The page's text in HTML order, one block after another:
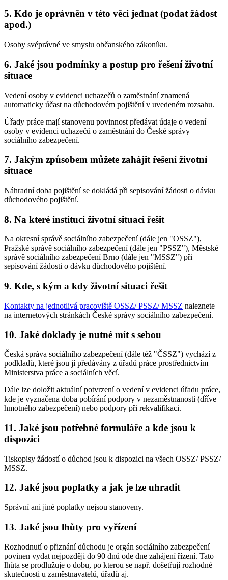
5. Kdo je oprávněn v této věci jednat (podat žádost
apod.)
Osoby svéprávné ve smyslu občanského zákoníku.
6. Jaké jsou podmínky a postup pro řešení životní
situace
Vedení osoby v evidenci uchazečů o zaměstnání znamená
automaticky účast na důchodovém pojištění v uvedeném rozsahu.
Úřady práce mají stanovenu povinnost předávat údaje o vedení
osoby v evidenci uchazečů o zaměstnání do České správy
sociálního zabezpečení.
7. Jakým způsobem můžete zahájit řešení životní
situace
Náhradní doba pojištění se dokládá při sepisování žádosti o dávku
důchodového pojištění.
8. Na které instituci životní situaci řešit
Na okresní správě sociálního zabezpečení (dále jen "OSSZ"),
Pražské správě sociálního zabezpečení (dále jen "PSSZ"), Městské
správě sociálního zabezpečení Brno (dále jen "MSSZ") při
sepisování žádosti o dávku důchodového pojištění.
9. Kde, s kým a kdy životní situaci řešit
Kontakty na jednotlivá pracoviště OSSZ/ PSSZ/ MSSZ naleznete
na internetových stránkách České správy sociálního zabezpečení.
10. Jaké doklady je nutné mít s sebou
Česká správa sociálního zabezpečení (dále též "ČSSZ") vychází z
podkladů, které jsou jí předávány z úřadů práce prostřednictvím
Ministerstva práce a sociálních věcí.
Dále lze doložit aktuální potvrzení o vedení v evidenci úřadu práce,
kde je vyznačena doba pobírání podpory v nezaměstnanosti (dříve
hmotného zabezpečení) nebo podpory při rekvalifikaci.
11. Jaké jsou potřebné formuláře a kde jsou k
dispozici
Tiskopisy žádostí o důchod jsou k dispozici na všech OSSZ/ PSSZ/
MSSZ.
12. Jaké jsou poplatky a jak je lze uhradit
Správní ani jiné poplatky nejsou stanoveny.
13. Jaké jsou lhůty pro vyřízení
Rozhodnutí o přiznání důchodu je orgán sociálního zabezpečení
povinen vydat nejpozději do 90 dnů ode dne zahájení řízení. Tato
lhůta se prodlužuje o dobu, po kterou se např. došetřují rozhodné
skutečnosti u zaměstnavatelů, úřadů aj.